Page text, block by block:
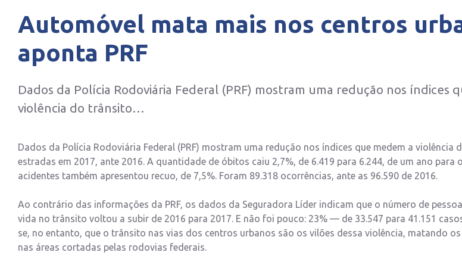
Automóvel mata mais nos centros
aponta PRF
Dados da Polícia Rodoviária Federal (PRF) mostram uma redução nos índices
violência do trânsito…
Dados da Polícia Rodoviária Federal (PRF) mostram uma redução nos índices que medem a violência
estradas em 2017, ante 2016. A quantidade de óbitos caiu 2,7%, de 6.419 para 6.244, de um ano para
acidentes também apresentou recuo, de 7,5%. Foram 89.318 ocorrências, ante as 96.590 de 2016.
Ao contrário das informações da PRF, os dados da Seguradora Líder indicam que o número de
vida no trânsito voltou a subir de 2016 para 2017. E não foi pouco: 23% — de 33.547 para 41.151
se, no entanto, que o trânsito nas vias dos centros urbanos são os vilões dessa violência, matando
nas áreas cortadas pelas rodovias federais.